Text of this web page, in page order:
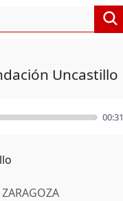
Uncastillo
00:31
ZARAGOZA